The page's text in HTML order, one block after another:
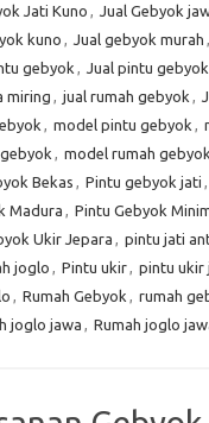
Jati Kuno , Jual Gebyok
kuno , Jual gebyok murah ,
gebyok , Jual pintu
miring , jual rumah gebyok ,
, model pintu gebyok ,
, model rumah
Bekas , Pintu gebyok jati ,
Madura , Pintu Gebyok
Ukir Jepara , pintu jati
joglo , Pintu ukir, pintu ukir
, Rumah Gebyok , rumah
joglo jawa , Rumah joglo